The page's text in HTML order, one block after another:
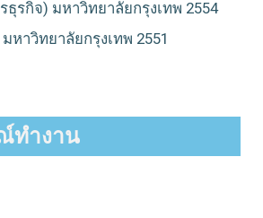
ธุรกิจ) มหาวิทยาลัยกรุงเทพ 2554
าวิทยาลัยกรุงเทพ 2551
ทำงาน